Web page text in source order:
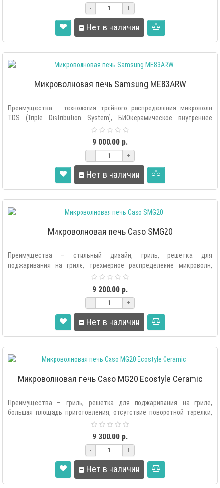
- +
Нет в наличии
Микроволновая печь Samsung ME83ARW
Преимущества – технология тройного распределения микроволн
TDS (Triple Distribution System), БИОкерамическое внутреннее
9 000.00 р.
- +
Нет в наличии
Микроволновая печь Caso SMG20
Преимущества – стильный дизайн, гриль, решетка для
поджаривания на гриле, трехмерное распределение микроволн,
отличное качество сборки, с..
9 200.00 р.
- +
Нет в наличии
Микроволновая печь Caso MG20 Ecostyle Ceramic
Преимущества – гриль, решетка для поджаривания на гриле,
большая площадь приготовления, отсутствие поворотной тарелки,
9 300.00 р.
- +
Нет в наличии